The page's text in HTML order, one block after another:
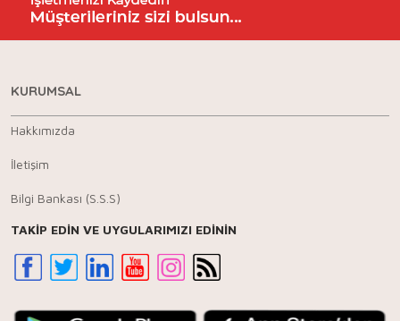
KURUMSAL
Hakkımızda
İletişim
Bilgi Bankası (S.S.S)
TAKİP EDİN VE UYGULARIMIZI EDİNİN